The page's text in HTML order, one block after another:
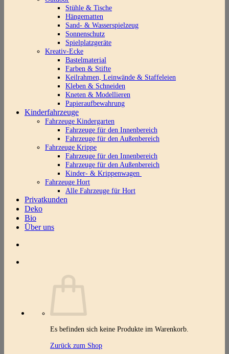
Stühle & Tische
Hängematten
Sand- & Wasserspielzeug
Sonnenschutz
Spielplatzgeräte
Kreativ-Ecke
Bastelmaterial
Farben & Stifte
Keilrahmen, Leinwände & Staffeleien
Kleben & Schneiden
Kneten & Modellieren
Papieraufbewahrung
Kinderfahrzeuge
Fahrzeuge Kindergarten
Fahrzeuge für den Innenbereich
Fahrzeuge für den Außenbereich
Fahrzeuge Krippe
Fahrzeuge für den Innenbereich
Fahrzeuge für den Außenbereich
Kinder- & Krippenwagen
Fahrzeuge Hort
Alle Fahrzeuge für Hort
Privatkunden
Deko
Bio
Über uns
Es befinden sich keine Produkte im Warenkorb.
Zurück zum Shop